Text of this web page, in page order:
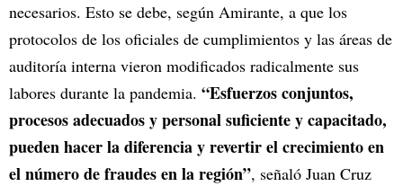
necesarios. Esto se debe, según Amirante, a que los
protocolos de los oficiales de cumplimientos y las áreas de
auditoría interna vieron modificados radicalmente sus
labores durante la pandemia. “Esfuerzos conjuntos,
procesos adecuados y personal suficiente y capacitado,
pueden hacer la diferencia y revertir el crecimiento en
el número de fraudes en la región”, señaló Juan Cruz